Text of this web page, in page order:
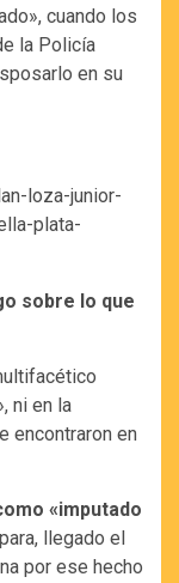
cuando los
la Policía
en su
loza-junior-
plata-
sobre lo que
ni en la
encontraron en
«imputado
llegado el
por ese hecho